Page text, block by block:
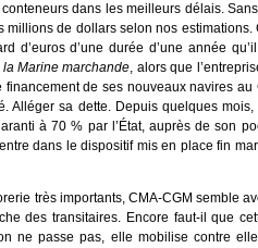
dans les meilleurs délais.
millions de dollars selon nos
d’euros d’une durée d’une année
Marine marchande, alors que
de ses nouveaux navires
Alléger sa dette. Depuis quelques
à 70 % par l’État, auprès de son
dans le dispositif mis en place fin
très importants, CMA-CGM semble
des transitaires. Encore faut-il que
ne passe pas, elle mobilise contre